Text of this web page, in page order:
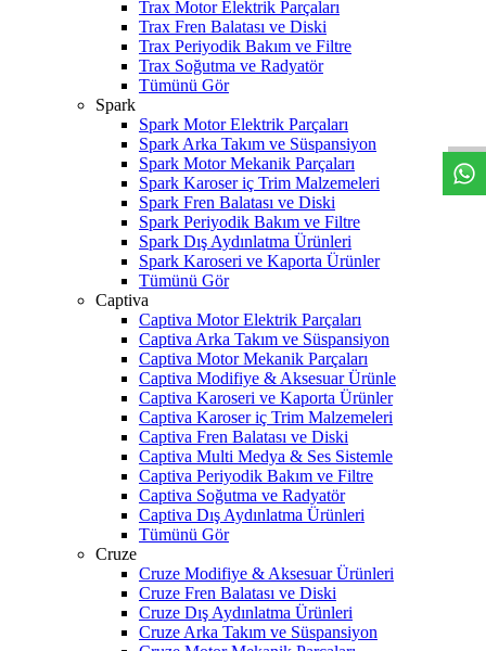
Trax Motor Elektrik Parçaları
Trax Fren Balatası ve Diski
Trax Periyodik Bakım ve Filtre
Trax Soğutma ve Radyatör
Tümünü Gör
Spark
Spark Motor Elektrik Parçaları
Spark Arka Takım ve Süspansiyon
Spark Motor Mekanik Parçaları
Spark Karoser iç Trim Malzemeleri
Spark Fren Balatası ve Diski
Spark Periyodik Bakım ve Filtre
Spark Dış Aydınlatma Ürünleri
Spark Karoseri ve Kaporta Ürünler
Tümünü Gör
Captiva
Captiva Motor Elektrik Parçaları
Captiva Arka Takım ve Süspansiyon
Captiva Motor Mekanik Parçaları
Captiva Modifiye & Aksesuar Ürünle
Captiva Karoseri ve Kaporta Ürünler
Captiva Karoser iç Trim Malzemeleri
Captiva Fren Balatası ve Diski
Captiva Multi Medya & Ses Sistemle
Captiva Periyodik Bakım ve Filtre
Captiva Soğutma ve Radyatör
Captiva Dış Aydınlatma Ürünleri
Tümünü Gör
Cruze
Cruze Modifiye & Aksesuar Ürünleri
Cruze Fren Balatası ve Diski
Cruze Dış Aydınlatma Ürünleri
Cruze Arka Takım ve Süspansiyon